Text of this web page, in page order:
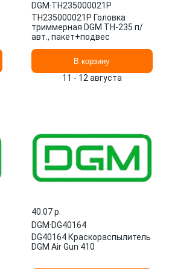
DGM·TH235000021P
TH235000021P Головка
триммерная DGM TH-235 п/
авт., пакет+подвес
В корзину
11 - 12 августа
40.07 p.
DGM·DG40164
DG40164 Краскораспылитель
DGM Air Gun 410